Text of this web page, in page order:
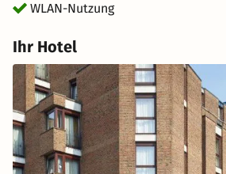
WLAN-Nutzung
Ihr Hotel